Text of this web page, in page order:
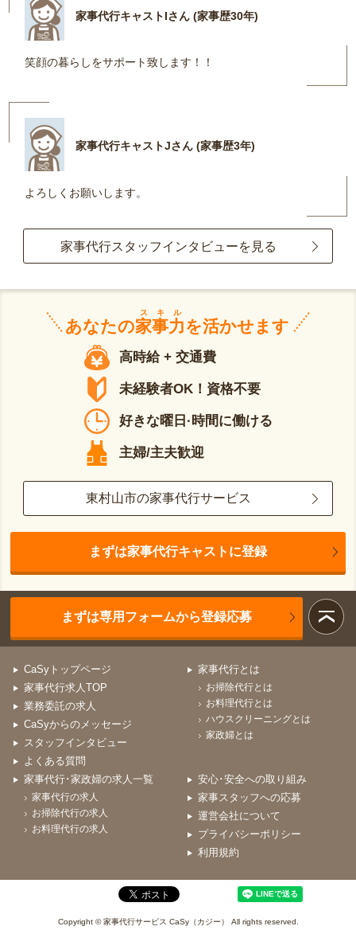
家事代行キャストIさん (家事歴30年)
笑顔の暮らしをサポート致します！！
家事代行キャストJさん (家事歴3年)
よろしくお願いします。
家事代行スタッフインタビューを見る
あなたの家事力
スキル
を活かせます
高時給 + 交通費
未経験者OK！資格不要
好きな曜日·時間に働ける
主婦/主夫歓迎
東村山市の家事代行サービス
まずは家事代行キャストに登録
まずは専用フォームから登録応募
CaSyトップページ
家事代行求人TOP
業務委託の求人
CaSyからのメッセージ
スタッフインタビュー
よくある質問
家事代行とは
お掃除代行とは
お料理代行とは
ハウスクリーニングとは
家政婦とは
家事代行･家政婦の求人一覧
家事代行の求人
お掃除代行の求人
お料理代行の求人
安心･安全への取り組み
家事スタッフへの応募
運営会社について
プライバシーポリシー
利用規約
Copyright © 家事代行サービス CaSy（カジー） All rights reserved.